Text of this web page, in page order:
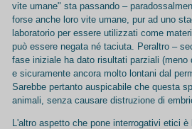
vite umane" sta passando –
forse anche loro vite umane, pur ad uno
laboratorio per essere utilizzati come
può essere negata né taciuta. Peraltro –
fase iniziale ha dato risultati parziali
e sicuramente ancora molto lontani dal
Sarebbe pertanto auspicabile che questa
animali, senza causare distruzione di
L'altro aspetto che pone interrogativi etici